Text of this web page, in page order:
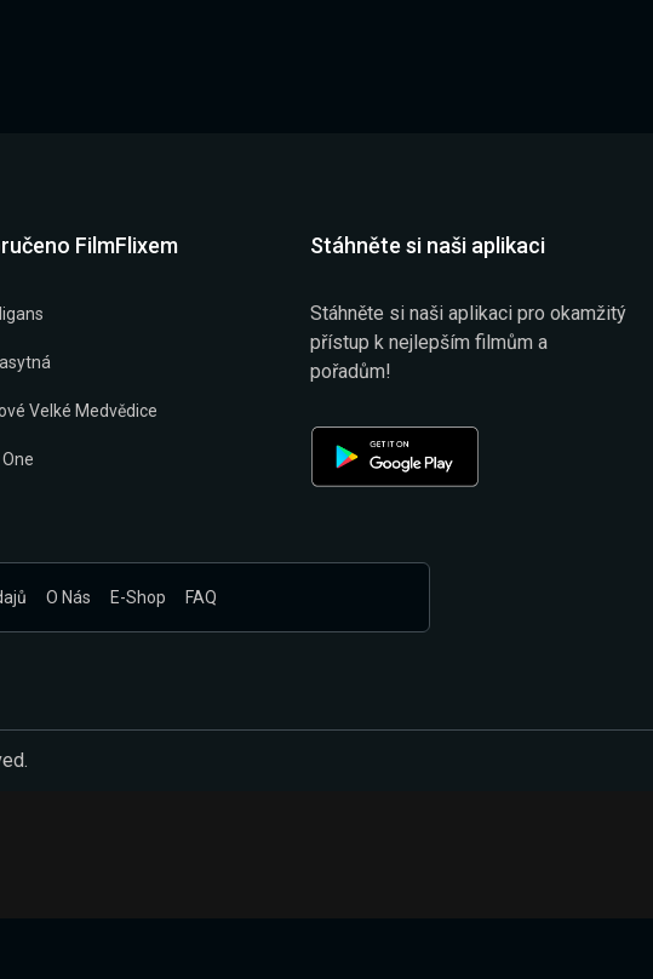
FilmFlixem
Velké Medvědice
Stáhněte si naši aplikaci
Stáhněte si naši aplikaci pro okamžitý
přístup k nejlepším filmům a
pořadům!
O Nás E-Shop FAQ